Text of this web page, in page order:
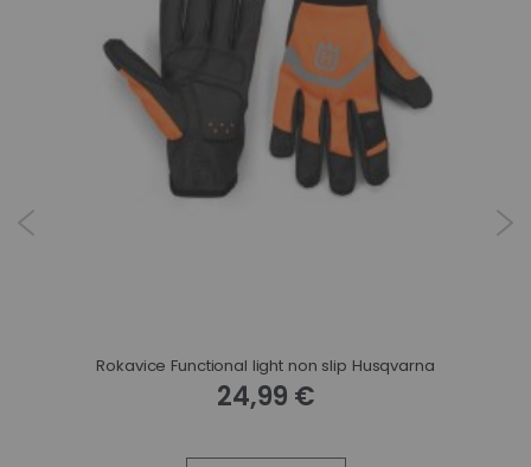
Rokavice Functional light non slip Husqvarna
24,99 €